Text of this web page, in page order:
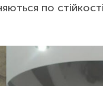
по